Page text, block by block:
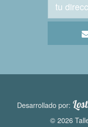
Desarrollado por:
© 2026